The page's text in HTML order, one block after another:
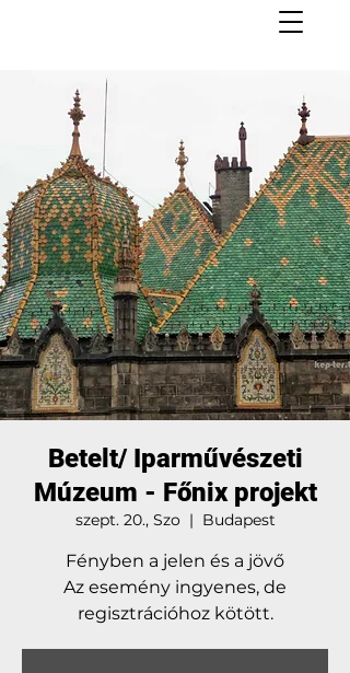
Betelt/ Iparművészeti
Múzeum - Főnix projekt
szept. 20., Szo
  |
Budapest
Fényben a jelen és a jövő
Az esemény ingyenes, de
regisztrációhoz kötött.